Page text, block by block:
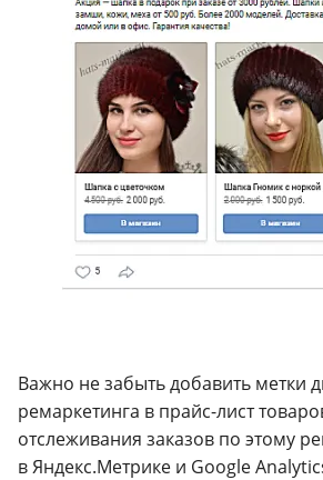
Важно не забыть добавить метки
ремаркетинга в прайс-лист
отслеживания заказов по этому
в Яндекс.Метрике и Google